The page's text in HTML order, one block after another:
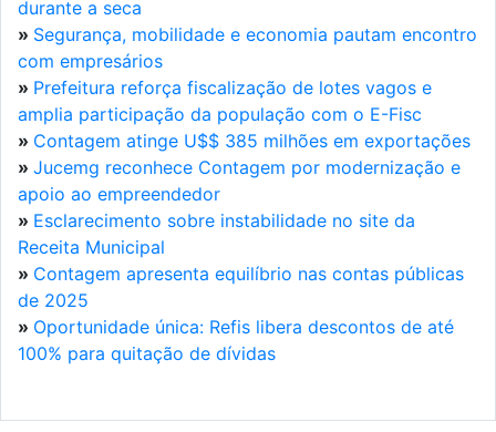
durante a seca
» Segurança, mobilidade e economia pautam encontro
com empresários
» Prefeitura reforça fiscalização de lotes vagos e
amplia participação da população com o E-Fisc
» Contagem atinge U$$ 385 milhões em exportações
» Jucemg reconhece Contagem por modernização e
apoio ao empreendedor
» Esclarecimento sobre instabilidade no site da
Receita Municipal
» Contagem apresenta equilíbrio nas contas públicas
de 2025
» Oportunidade única: Refis libera descontos de até
100% para quitação de dívidas